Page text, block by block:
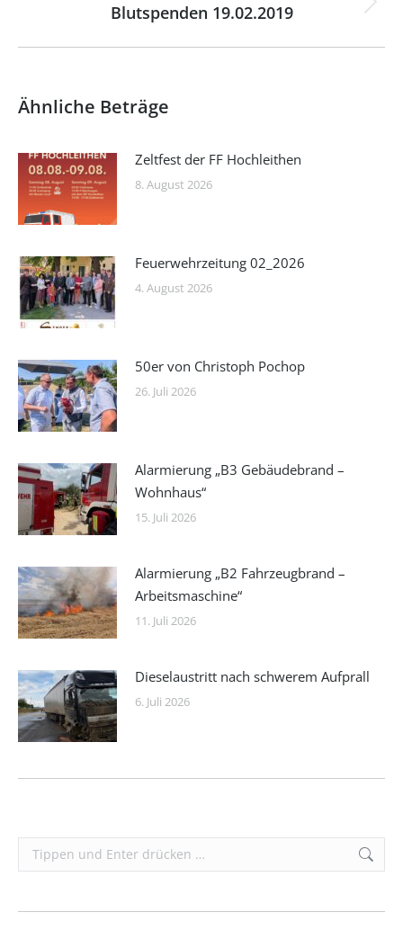
Nächster
Blutspenden 19.02.2019
Ähnliche Beträge
Zeltfest der FF Hochleithen
8. August 2026
Feuerwehrzeitung 02_2026
4. August 2026
50er von Christoph Pochop
26. Juli 2026
Alarmierung „B3 Gebäudebrand –
Wohnhaus“
15. Juli 2026
Alarmierung „B2 Fahrzeugbrand –
Arbeitsmaschine“
11. Juli 2026
Dieselaustritt nach schwerem Aufprall
6. Juli 2026
Search: